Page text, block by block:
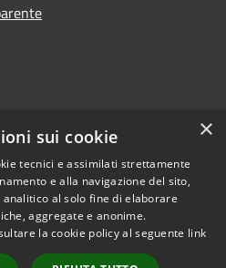
Copyright © 2026 • Comune di
Manoppello • Powered by
×
sui cookie
tecnici e assimilati strettamente
e alla navigazione del sito,
al solo fine di elaborare
aggregate e anonime.
la cookie policy al seguente link